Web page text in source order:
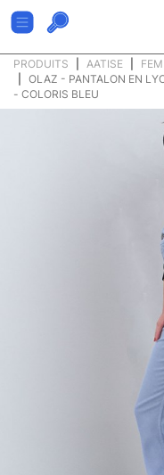
PRODUITS AATISE
OLAZ - PANTALON EN
- COLORIS BLEU